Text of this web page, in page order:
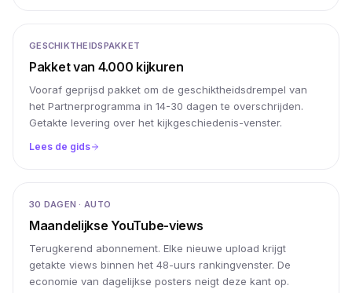
GESCHIKTHEIDSPAKKET
Pakket van 4.000 kijkuren
Vooraf geprijsd pakket om de geschiktheidsdrempel van
het Partnerprogramma in 14-30 dagen te overschrijden.
Getakte levering over het kijkgeschiedenis-venster.
Lees de gids
30 DAGEN · AUTO
Maandelijkse YouTube-views
Terugkerend abonnement. Elke nieuwe upload krijgt
getakte views binnen het 48-uurs rankingvenster. De
economie van dagelijkse posters neigt deze kant op.